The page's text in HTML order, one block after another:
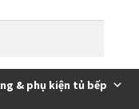
& phụ kiện tủ bếp